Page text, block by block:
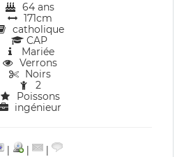
64 ans
171cm
catholique
CAP
Mariée
Verrons
Noirs
2
Poissons
ingénieur
| | |